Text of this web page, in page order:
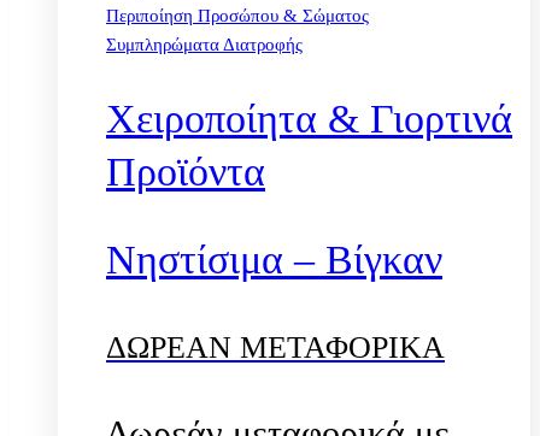
Περιποίηση Προσώπου & Σώματος
Συμπληρώματα Διατροφής
Χειροποίητα & Γιορτινά
Προϊόντα
Νηστίσιμα – Βίγκαν
ΔΩΡΕΑΝ ΜΕΤΑΦΟΡΙΚΑ